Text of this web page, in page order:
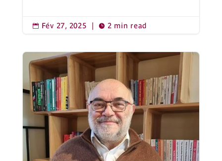
 Fév 27, 2025 |  2 min read